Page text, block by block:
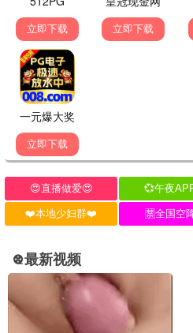
罚罪
悬疑
影迷评论
发表评论